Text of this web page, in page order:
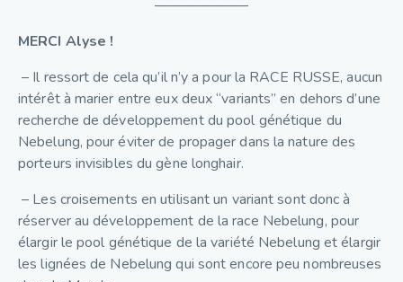
——————–
MERCI Alyse !
– Il ressort de cela qu’il n’y a pour la RACE RUSSE, aucun
intérêt à marier entre eux deux “variants” en dehors d’une
recherche de développement du pool génétique du
Nebelung, pour éviter de propager dans la nature des
porteurs invisibles du gène longhair.
– Les croisements en utilisant un variant sont donc à
réserver au développement de la race Nebelung, pour
élargir le pool génétique de la variété Nebelung et élargir
les lignées de Nebelung qui sont encore peu nombreuses